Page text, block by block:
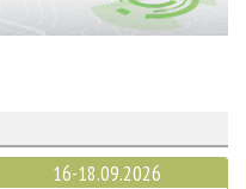
16-18.09.2026